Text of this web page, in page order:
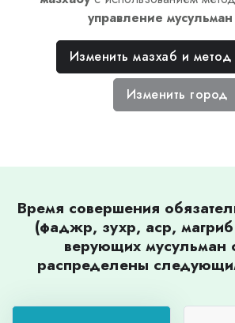
управление
Изменить мазхаб и метод
Изменить город
Время совершения
(фаджр, зухр, аср,
верующих мусульман
распределены